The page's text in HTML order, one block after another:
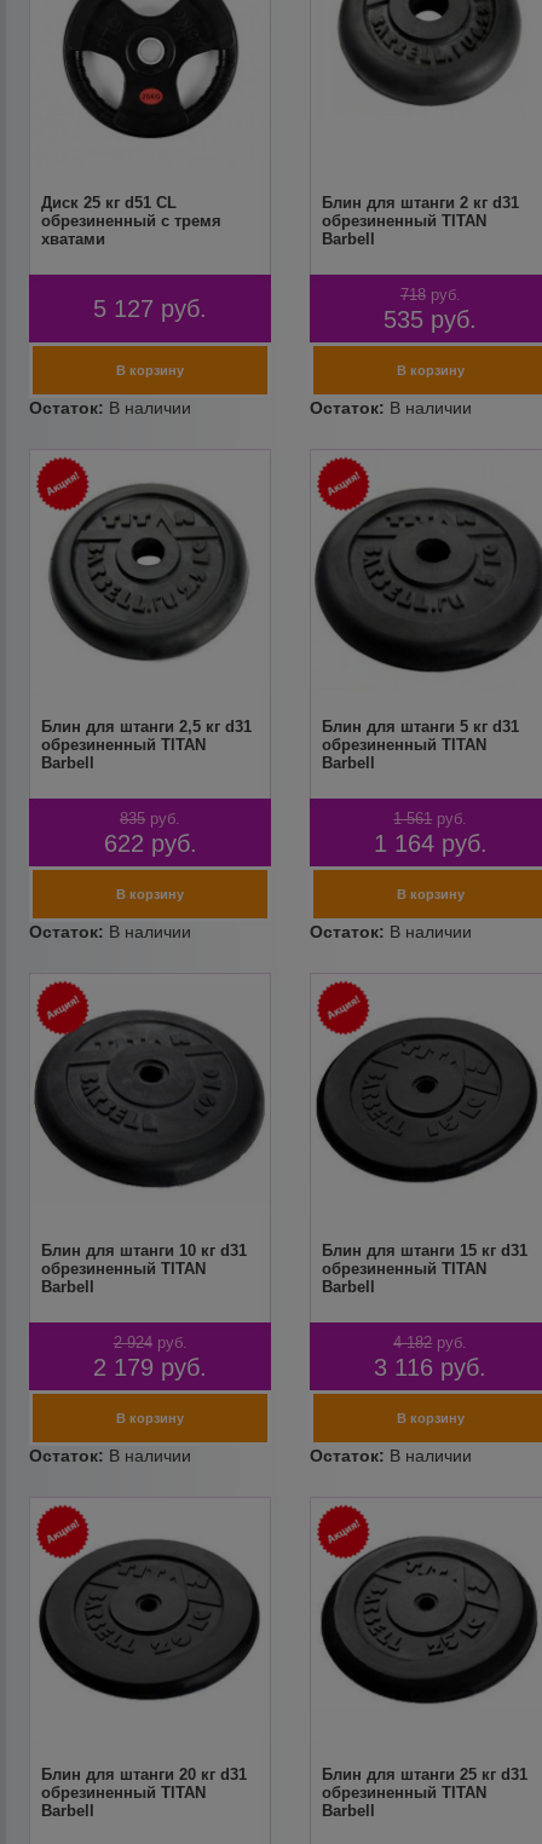
Диск 25 кг d51 CL
обрезиненный с тремя
хватами
5 127 руб.
Блин для штанги 2 кг d31
обрезиненный TITAN
Barbell
718 руб.
535 руб.
Блин для штанги 2,5 кг d31
обрезиненный TITAN
Barbell
835 руб.
622 руб.
Блин для штанги 5 кг d31
обрезиненный TITAN
Barbell
1 561 руб.
1 164 руб.
Блин для штанги 10 кг d31
обрезиненный TITAN
Barbell
2 924 руб.
2 179 руб.
Блин для штанги 15 кг d31
обрезиненный TITAN
Barbell
4 182 руб.
3 116 руб.
Блин для штанги 20 кг d31
обрезиненный TITAN
Barbell
Блин для штанги 25 кг d31
обрезиненный TITAN
Barbell